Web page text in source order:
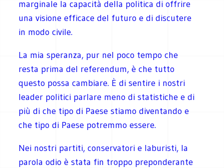
marginale la capacità della politica di offrire
una visione efficace del futuro e di discutere
in modo civile.
La mia speranza, pur nel poco tempo che
resta prima del referendum, è che tutto
questo possa cambiare. È di sentire i nostri
leader politici parlare meno di statistiche e di
più di che tipo di Paese stiamo diventando e
che tipo di Paese potremmo essere.
Nei nostri partiti, conservatori e laburisti, la
parola odio è stata fin troppo preponderante